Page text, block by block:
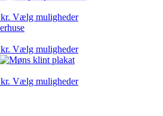
kr. Prisinterval:
329,00 kr.
499,00 kr.
Vælg mulighederDette
flere
kan
kr. Prisinterval:
329,00 kr.
499,00 kr.
Vælg mulighederDette
flere
kr. Prisinterval:
Vælg mulighederDette